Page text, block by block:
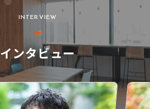
INTERVIEW
インタビュー